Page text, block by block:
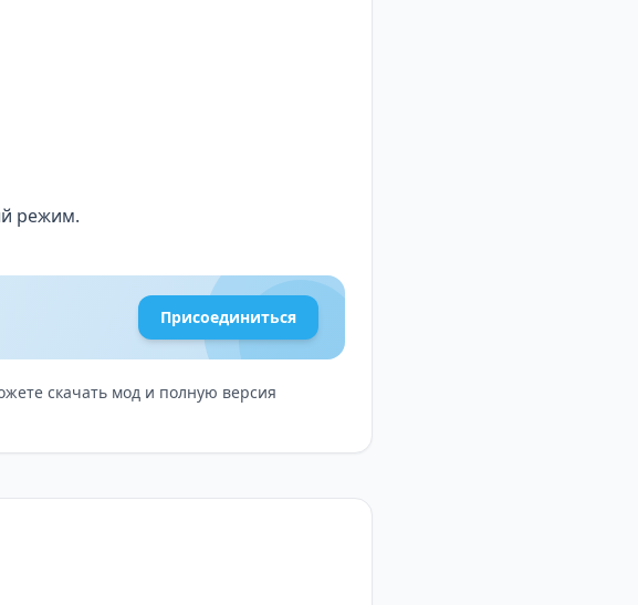
режим.
Присоединиться
скачать мод и полную версия